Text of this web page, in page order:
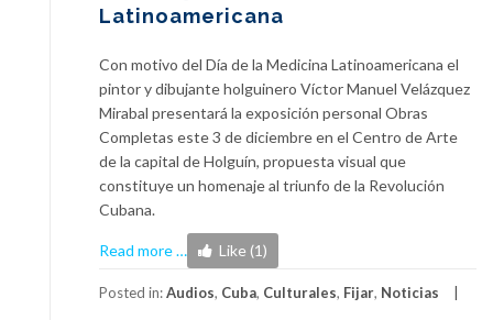
Latinoamericana
Con motivo del Día de la Medicina Latinoamericana el
pintor y dibujante holguinero Víctor Manuel Velázquez
Mirabal presentará la exposición personal Obras
Completas este 3 de diciembre en el Centro de Arte
de la capital de Holguín, propuesta visual que
constituye un homenaje al triunfo de la Revolución
Cubana.
Read more
about
Este
3
… Like (1)
Posted in:Audios, Cuba, Culturales, Fijar, Noticias